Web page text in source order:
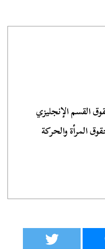
القسم الإنجليزي
المرأة والحركة